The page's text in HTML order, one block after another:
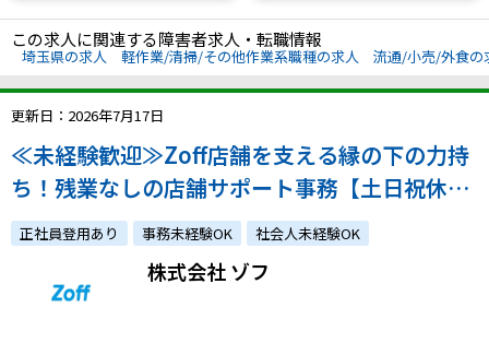
この求人に関連する障害者求人・転職情報
埼玉県の求人 軽作業/清掃/その他作業系職種の求人 流通/小売/外食の
更新日：2026年7月17日
≪未経験歓迎≫Zoff店舗を支える縁の下の力持
ち！残業なしの店舗サポート事務【土日祝休
み】｜atGPからの入社実績あり
正社員登用あり 事務未経験OK 社会人未経験OK
株式会社 ゾフ